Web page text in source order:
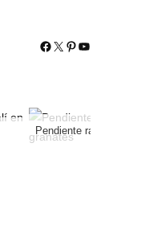
https://
https://
http://
YouTube
Pendiente racimo en